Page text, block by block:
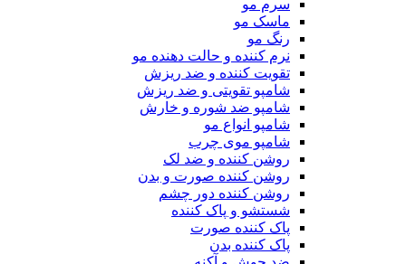
سرم مو
ماسک مو
رنگ مو
نرم کننده و حالت دهنده مو
تقویت کننده و ضد ریزش
شامپو تقویتی و ضد ریزش
شامپو ضد شوره و خارش
شامپو انواع مو
شامپو موی چرب
روشن کننده و ضد لک
روشن کننده صورت و بدن
روشن کننده دور چشم
شستشو و پاک کننده
پاک کننده صورت
پاک کننده بدن